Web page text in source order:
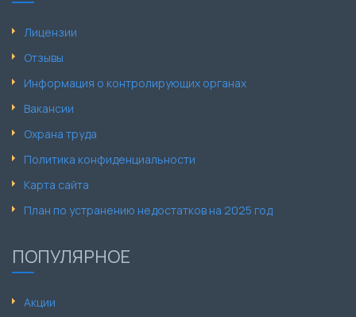
Лицензии
Отзывы
Информация о контролирующих органах
Вакансии
Охрана труда
Политика конфиденциальности
Карта сайта
План по устранению недостатков на 2025 год
ПОПУЛЯРНОЕ
Акции